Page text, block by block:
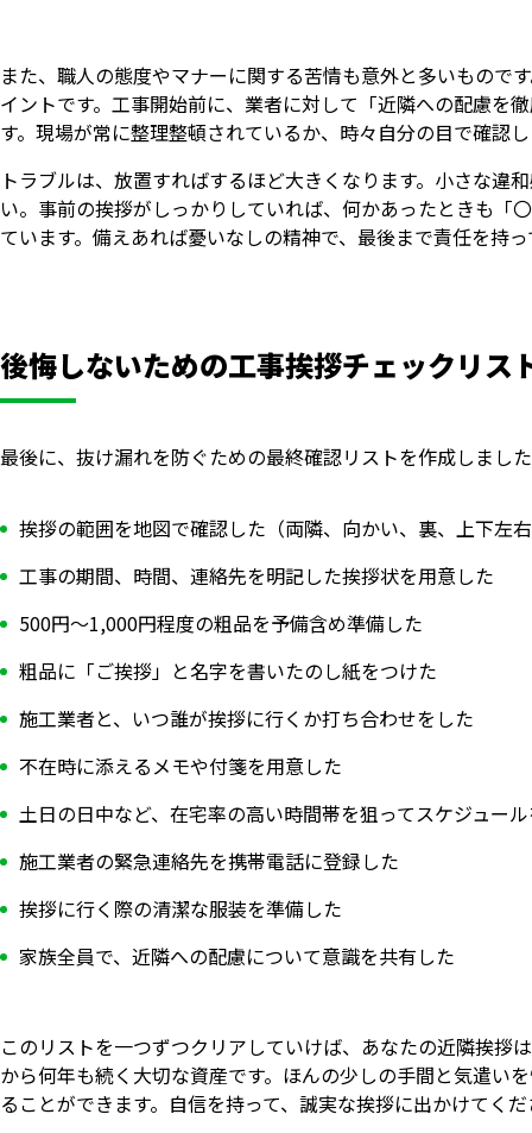
また、職人の態度やマナーに関する苦情も意外と多いもので
イントです。工事開始前に、業者に対して「近隣への配慮を
す。現場が常に整理整頓されているか、時々自分の目で確認
トラブルは、放置すればするほど大きくなります。小さな
い。事前の挨拶がしっかりしていれば、何かあったときも「
ています。備えあれば憂いなしの精神で、最後まで責任を持
後悔しないための工事挨拶チェックリス
最後に、抜け漏れを防ぐための最終確認リストを作成しまし
挨拶の範囲を地図で確認した（両隣、向かい、裏、上下左
工事の期間、時間、連絡先を明記した挨拶状を用意した
500円〜1,000円程度の粗品を予備含め準備した
粗品に「ご挨拶」と名字を書いたのし紙をつけた
施工業者と、いつ誰が挨拶に行くか打ち合わせをした
不在時に添えるメモや付箋を用意した
土日の日中など、在宅率の高い時間帯を狙ってスケジュー
施工業者の緊急連絡先を携帯電話に登録した
挨拶に行く際の清潔な服装を準備した
家族全員で、近隣への配慮について意識を共有した
このリストを一つずつクリアしていけば、あなたの近隣挨拶
から何年も続く大切な資産です。ほんの少しの手間と気遣い
ることができます。自信を持って、誠実な挨拶に出かけてく